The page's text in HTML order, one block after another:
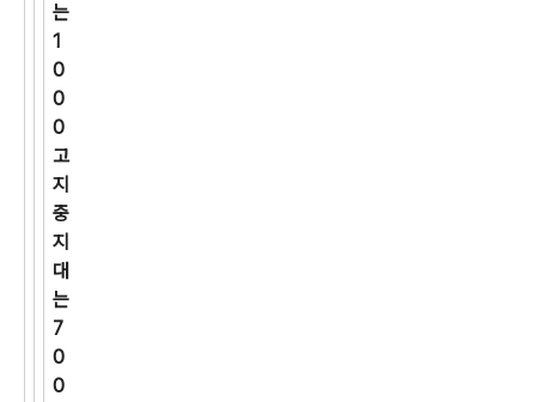
는
1
0
0
0
고
지
중
지
대
는
7
0
0